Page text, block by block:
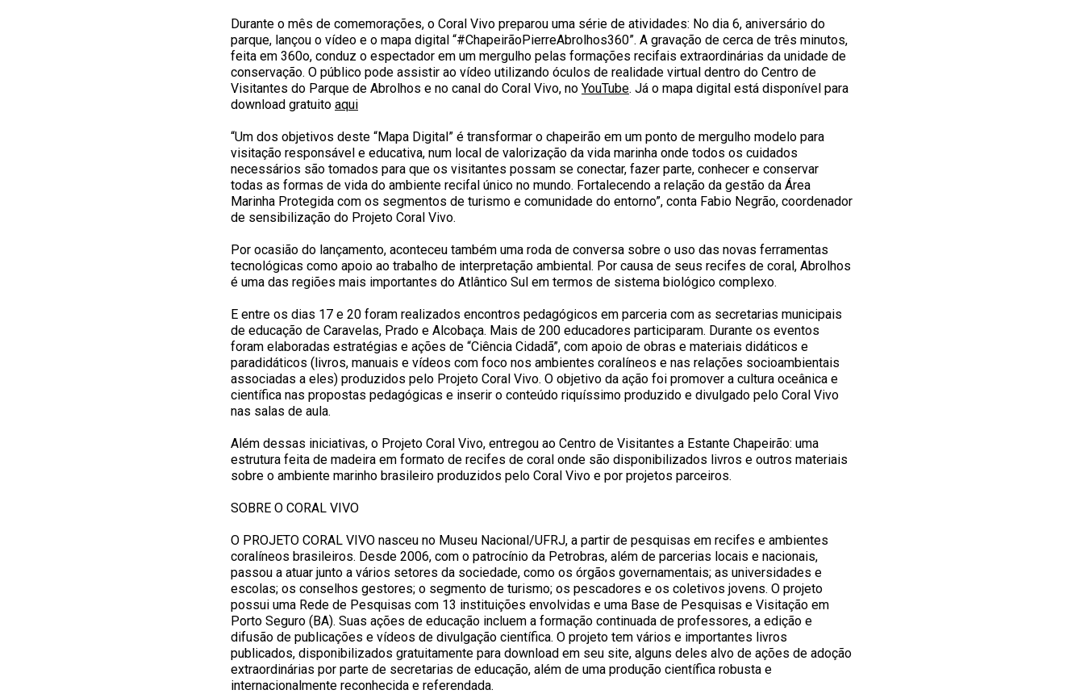
Durante o mês de comemorações, o Coral Vivo preparou uma série de atividades: No dia 6, aniversário do
parque, lançou o vídeo e o mapa digital “#ChapeirãoPierreAbrolhos360”. A gravação de cerca de três minutos,
feita em 360o, conduz o espectador em um mergulho pelas formações recifais extraordinárias da unidade de
conservação. O público pode assistir ao vídeo utilizando óculos de realidade virtual dentro do Centro de
Visitantes do Parque de Abrolhos e no canal do Coral Vivo, no YouTube. Já o mapa digital está disponível para
download gratuito aqui
“Um dos objetivos deste “Mapa Digital” é transformar o chapeirão em um ponto de mergulho modelo para
visitação responsável e educativa, num local de valorização da vida marinha onde todos os cuidados
necessários são tomados para que os visitantes possam se conectar, fazer parte, conhecer e conservar
todas as formas de vida do ambiente recifal único no mundo. Fortalecendo a relação da gestão da Área
Marinha Protegida com os segmentos de turismo e comunidade do entorno”, conta Fabio Negrão, coordenador
de sensibilização do Projeto Coral Vivo.
Por ocasião do lançamento, aconteceu também uma roda de conversa sobre o uso das novas ferramentas
tecnológicas como apoio ao trabalho de interpretação ambiental. Por causa de seus recifes de coral, Abrolhos
é uma das regiões mais importantes do Atlântico Sul em termos de sistema biológico complexo.
E entre os dias 17 e 20 foram realizados encontros pedagógicos em parceria com as secretarias municipais
de educação de Caravelas, Prado e Alcobaça. Mais de 200 educadores participaram. Durante os eventos
foram elaboradas estratégias e ações de “Ciência Cidadã”, com apoio de obras e materiais didáticos e
paradidáticos (livros, manuais e vídeos com foco nos ambientes coralíneos e nas relações socioambientais
associadas a eles) produzidos pelo Projeto Coral Vivo. O objetivo da ação foi promover a cultura oceânica e
científica nas propostas pedagógicas e inserir o conteúdo riquíssimo produzido e divulgado pelo Coral Vivo
nas salas de aula.
Além dessas iniciativas, o Projeto Coral Vivo, entregou ao Centro de Visitantes a Estante Chapeirão: uma
estrutura feita de madeira em formato de recifes de coral onde são disponibilizados livros e outros materiais
sobre o ambiente marinho brasileiro produzidos pelo Coral Vivo e por projetos parceiros.
SOBRE O CORAL VIVO
O PROJETO CORAL VIVO nasceu no Museu Nacional/UFRJ, a partir de pesquisas em recifes e ambientes
coralíneos brasileiros. Desde 2006, com o patrocínio da Petrobras, além de parcerias locais e nacionais,
passou a atuar junto a vários setores da sociedade, como os órgãos governamentais; as universidades e
escolas; os conselhos gestores; o segmento de turismo; os pescadores e os coletivos jovens. O projeto
possui uma Rede de Pesquisas com 13 instituições envolvidas e uma Base de Pesquisas e Visitação em
Porto Seguro (BA). Suas ações de educação incluem a formação continuada de professores, a edição e
difusão de publicações e vídeos de divulgação científica. O projeto tem vários e importantes livros
publicados, disponibilizados gratuitamente para download em seu site, alguns deles alvo de ações de adoção
extraordinárias por parte de secretarias de educação, além de uma produção científica robusta e
internacionalmente reconhecida e referendada.